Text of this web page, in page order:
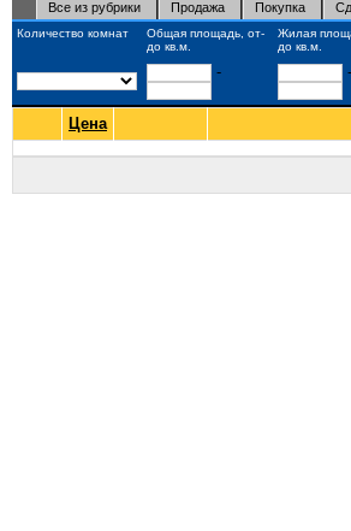
Все из рубрики Продажа Покупка
Количество комнат
Общая площадь, от-
до кв.м.
Жилая
до кв.м.
- -
Цена